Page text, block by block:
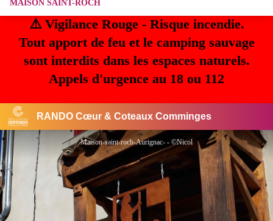
⚠️ Vigilance Rouge - Risque incendie.
Tout apport de feu et le camping sauvage
sont interdits dans les espaces naturels.
Appels d'urgence au 18 ou 112
RANDO Cœur & Coteaux Comminges
MAISON SAINT-ROCH
Maison-saint-roch-Aurignac- - ©Nicol